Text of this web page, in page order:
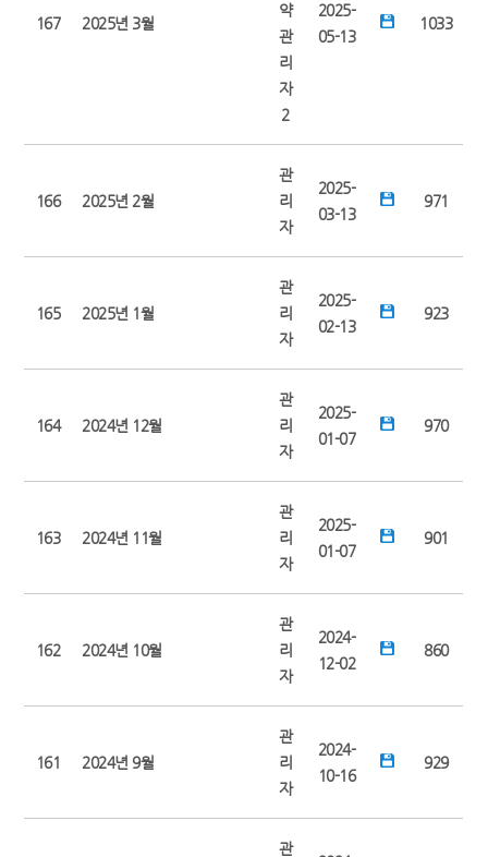
167 2025년 3월
약
관
리
자
2
2025-
05-13
1033
166 2025년 2월
관
리
자
2025-
03-13
971
165 2025년 1월
관
리
자
2025-
02-13
923
164 2024년 12월
관
리
자
2025-
01-07
970
163 2024년 11월
관
리
자
2025-
01-07
901
162 2024년 10월
관
리
자
2024-
12-02
860
161 2024년 9월
관
리
자
2024-
10-16
929
관